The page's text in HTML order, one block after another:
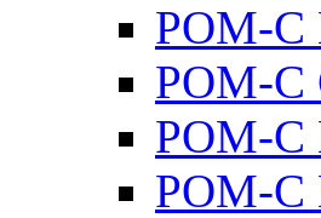
POM-C
POM-C
POM-C
POM-C